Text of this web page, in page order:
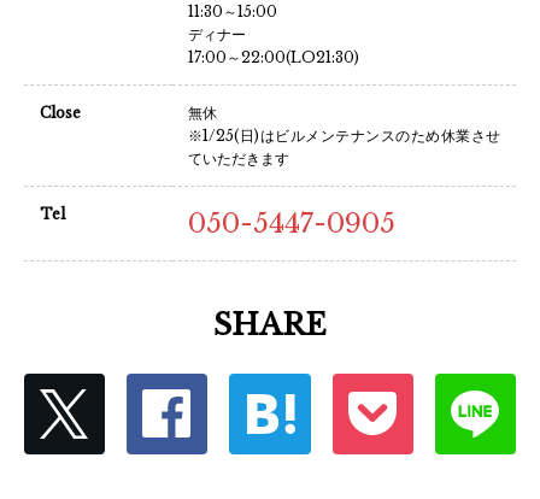
11:30～15:00
ディナー
17:00～22:00(LO21:30)
Close
無休
※1/25(日)はビルメンテナンスのため休業させ
ていただきます
Tel 050-5447-0905
SHARE